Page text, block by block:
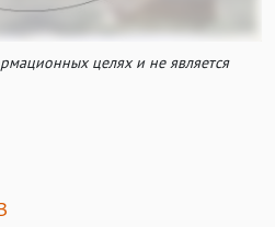
целях и не является